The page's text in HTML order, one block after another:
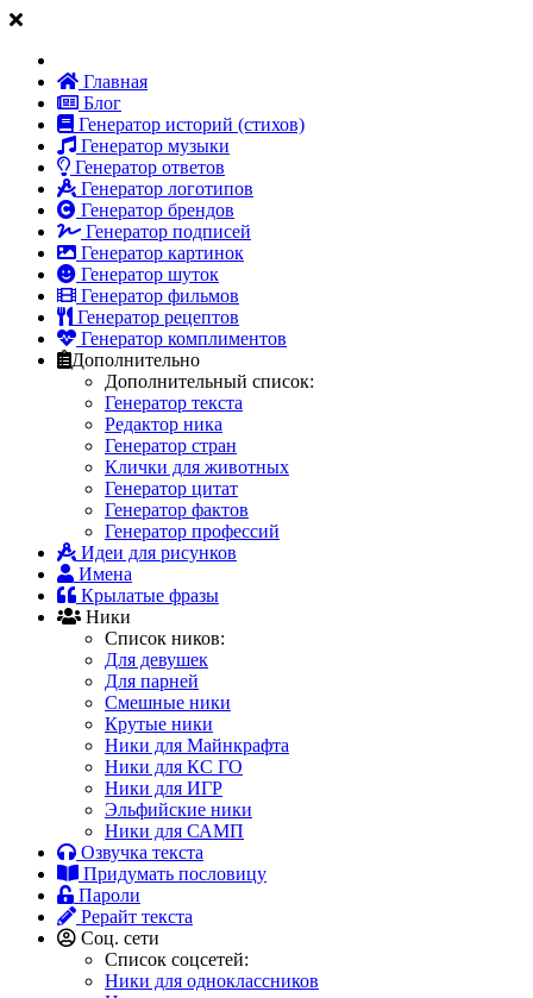
Главная
Блог
Генератор историй (стихов)
Генератор музыки
Генератор ответов
Генератор логотипов
Генератор брендов
Генератор подписей
Генератор картинок
Генератор шуток
Генератор фильмов
Генератор рецептов
Генератор комплиментов
Дополнительно
Дополнительный список:
Генератор текста
Редактор ника
Генератор стран
Клички для животных
Генератор цитат
Генератор фактов
Генератор профессий
Идеи для рисунков
Имена
Крылатые фразы
Ники
Список ников:
Для девушек
Для парней
Смешные ники
Крутые ники
Ники для Майнкрафта
Ники для КС ГО
Ники для ИГР
Эльфийские ники
Ники для САМП
Озвучка текста
Придумать пословицу
Пароли
Рерайт текста
Соц. сети
Список соцсетей:
Ники для одноклассников